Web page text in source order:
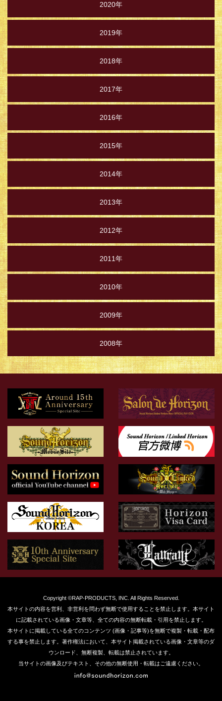
2020年
2019年
2018年
2017年
2016年
2015年
2014年
2013年
2012年
2011年
2010年
2009年
2008年
Copyright ©RAP-PRODUCTS, INC. All Rights Reserved.
本サイトの内容を営利、非営利を問わず無断で使用することを禁止します。本サイト
に記載されている画像・文章等、全ての内容の無断転載・引用を禁止します。
本サイトに掲載している全てのコンテンツ (画像・記事等)を無断で複製・転載・配布
する事を禁止します。著作権法において、本サイト掲載されている画像・文章等のダ
ウンロード、無断複製、転載は禁止されています。
当サイトの画像及びテキスト、その他の無断使用・転載はご遠慮ください。